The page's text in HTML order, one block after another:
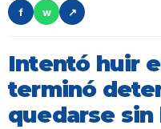
f
w ↗
Intentó huir
terminó
quedarse sin